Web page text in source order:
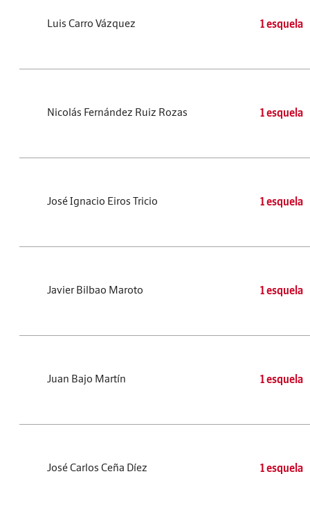
Luis Carro Vázquez 1 esquela
Nicolás Fernández Ruiz Rozas 1 esquela
José Ignacio Eiros Tricio 1 esquela
Javier Bilbao Maroto 1 esquela
Juan Bajo Martín 1 esquela
José Carlos Ceña Díez 1 esquela